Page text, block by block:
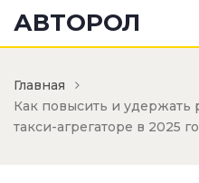
АВТОРОЛ
Главная
Как повысить и удержать
такси-агрегаторе в 2025